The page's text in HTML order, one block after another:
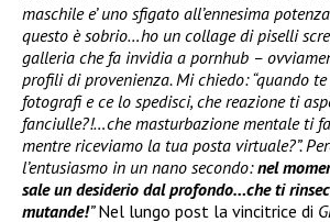
maschile e’ uno sfigato all’ennesima
questo è sobrio…ho un collage di piselli
galleria che fa invidia a pornhub –
profili di provenienza. Mi chiedo: “quando
fotografi e ce lo spedisci, che reazione ti
fanciulle?!…che masturbazione mentale ti
mentre riceviamo la tua posta virtuale?”.
l’entusiasmo in un nano secondo:nel
sale un desiderio dal profondo…che ti
mutande!”Nel lungo post la vincitrice di